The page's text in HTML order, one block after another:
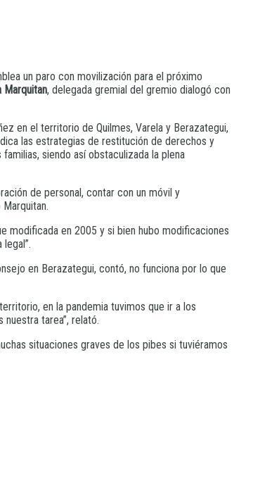
un paro con movilización para el próximo
Marquitan, delegada gremial del gremio dialogó con
en el territorio de Quilmes, Varela y Berazategui,
las estrategias de restitución de derechos y
siendo así obstaculizada la plena
de personal, contar con un móvil y
modificada en 2005 y si bien hubo modificaciones
en Berazategui, contó, no funciona por lo que
en la pandemia tuvimos que ir a los
tarea”, relató.
situaciones graves de los pibes si tuviéramos